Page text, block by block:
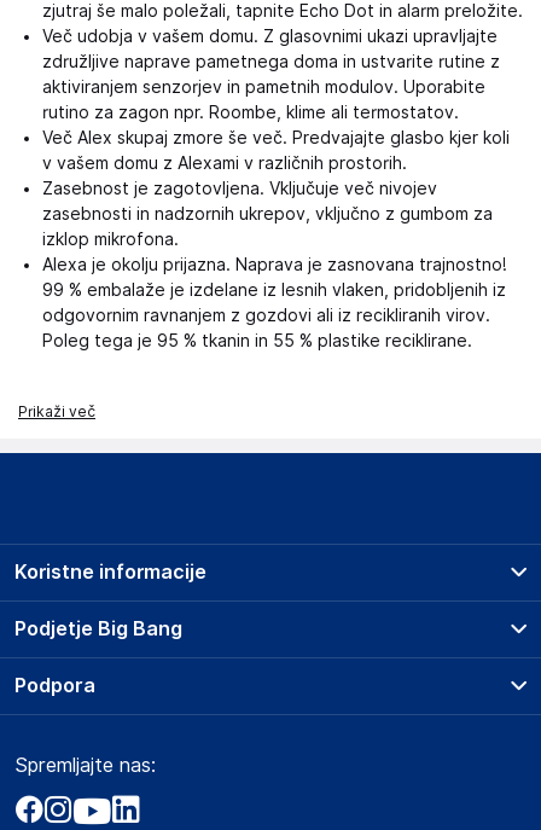
zjutraj še malo poležali, tapnite Echo Dot in alarm preložite.
Več udobja v vašem domu. Z glasovnimi ukazi upravljajte
združljive naprave pametnega doma in ustvarite rutine z
aktiviranjem senzorjev in pametnih modulov. Uporabite
rutino za zagon npr. Roombe, klime ali termostatov.
Več Alex skupaj zmore še več. Predvajajte glasbo kjer koli
v vašem domu z Alexami v različnih prostorih.
Zasebnost je zagotovljena. Vključuje več nivojev
zasebnosti in nadzornih ukrepov, vključno z gumbom za
izklop mikrofona.
Alexa je okolju prijazna. Naprava je zasnovana trajnostno!
99 % embalaže je izdelane iz lesnih vlaken, pridobljenih iz
odgovornim ravnanjem z gozdovi ali iz recikliranih virov.
Poleg tega je 95 % tkanin in 55 % plastike reciklirane.
Prikaži več
Podjetje Big Bang
O podjetju
Obvestila za javnost
Akt o digitalnih storitvah
Koristne informacije
Prodajna mesta
Storitve
Dostava, vnos in odvoz
Zavarovanje izdelkov
Podpora
Marketplace
Kako oddati naročilo?
Spremljajte nas: